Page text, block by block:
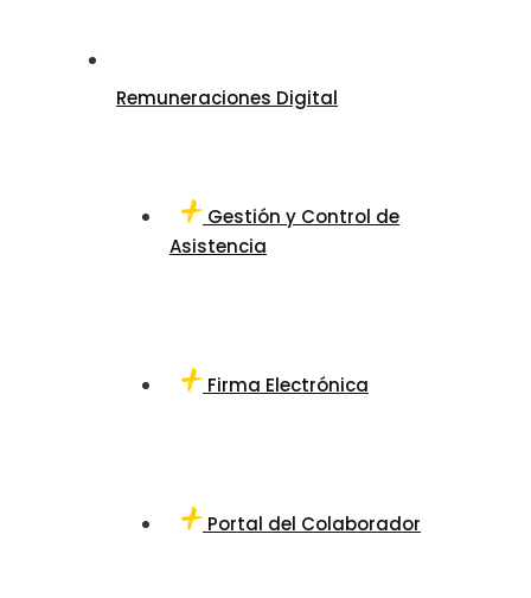
Remuneraciones Digital
Gestión y Control de
Asistencia
Firma Electrónica
Portal del Colaborador